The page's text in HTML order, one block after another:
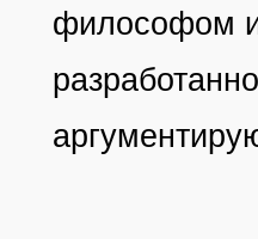
философом